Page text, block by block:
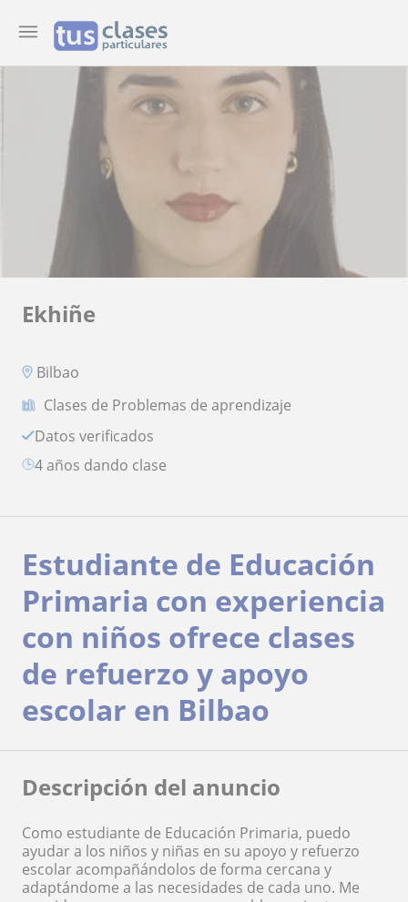
Ekhiñe
Bilbao
Clases de Problemas de aprendizaje
Datos verificados
4 años dando clase
Estudiante de Educación
Primaria con experiencia
con niños ofrece clases
de refuerzo y apoyo
escolar en Bilbao
Descripción del anuncio
Como estudiante de Educación Primaria, puedo
ayudar a los niños y niñas en su apoyo y refuerzo
escolar acompañándolos de forma cercana y
adaptándome a las necesidades de cada uno. Me